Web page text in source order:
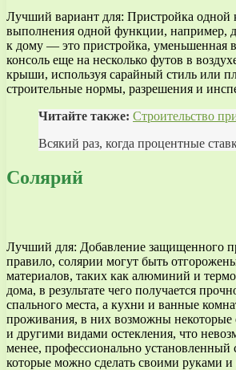
Лучший вариант для: Пристройка одной
выполнения одной функции, например,
к дому — это пристройка, уменьшенная
консоль еще на несколько футов в
крыши, используя сарайный стиль или
строительные нормы, разрешения и
Читайте также: Строительство
Всякий раз, когда процентные
Солярий
Лучший для: Добавление защищенного
правило, солярии могут быть
материалов, таких как алюминий и
дома, в результате чего получается
спального места, а кухни и ванные
проживания, в них возможны некоторые
и другими видами остекления, что
менее, профессионально установленный
которые можно сделать своими руками